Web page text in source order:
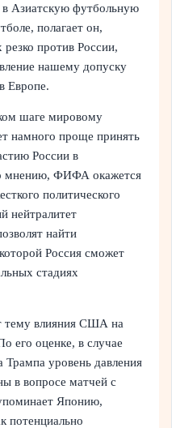
Азиатскую футбольную
полагает он,
резко против России,
нашему допуску
Европе.
шаге мировому
намного проще принять
России в
мнению, ФИФА окажется
политического
нейтралитет
найти
Россия сможет
стадиях
тему влияния США на
его оценке, в случае
Трампа уровень давления
в вопросе матчей с
Японию,